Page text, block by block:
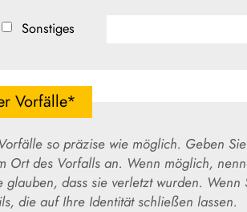
Sonstiges
Vorfälle*
wie möglich. Geben Sie bitte konkrete Informationen zur
möglich, nennen Sie auch die spezifischen
bleiben möchten, vermeiden
Sie Angaben zu Ihrer Person oder zu Details, die auf Ihre Identität schließen lassen.